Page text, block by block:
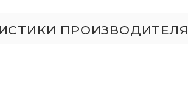
ПРОИЗВОДИТЕЛЯ